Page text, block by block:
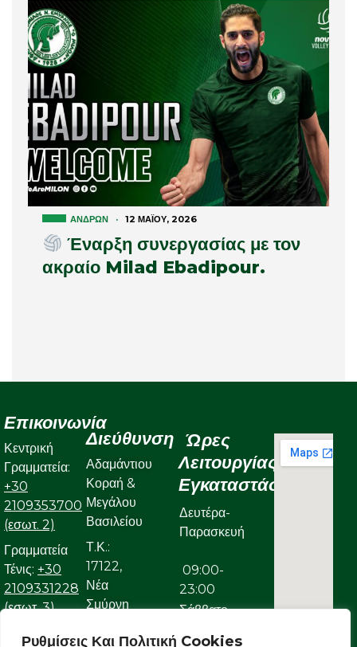
Ρυθμίσεις Και Πολιτική Cookies
ΑΝΔΡΏΝ · 12 ΜΑΪ́ΟΥ, 2026
Έναρξη συνεργασίας με τον
ακραίο Milad Ebadipour.
Επικοινωνία
Κεντρική
Γραμματεία:
+30
2109353700
(εσωτ. 2)
Γραμματεία
Τένις: +30
2109331228
(εσωτ. 3)
Γραμματεία
Διεύθυνση
Αδαμάντιου
Κοραή &
Μεγάλου
Βασιλείου
Τ.Κ.:
17122,
Νέα
Σμύρνη
Ώρες
Λειτουργίας
Εγκαταστάσεων
Δευτέρα-
Παρασκευή
09:00-
23:00
Σάββατο